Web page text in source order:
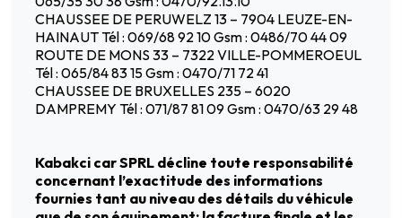
CHAUSSEE DE PERUWELZ 13 – 7904 LEUZE-EN-
HAINAUT Tél : 069/68 92 10 Gsm : 0486/70 44 09
ROUTE DE MONS 33 – 7322 VILLE-POMMEROEUL
Tél : 065/84 83 15 Gsm : 0470/71 72 41
CHAUSSEE DE BRUXELLES 235 – 6020
DAMPREMY Tél : 071/87 81 09 Gsm : 0470/63 29 48
Kabakci car SPRL décline toute responsabilité
concernant l’exactitude des informations
fournies tant au niveau des détails du véhicule